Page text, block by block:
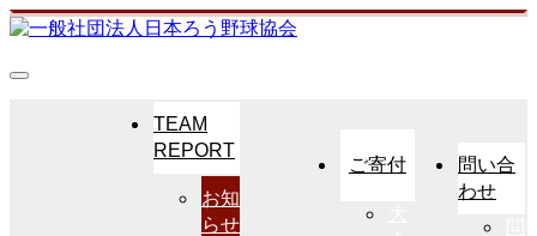
TEAM
REPORT
お知
らせ
ご寄付
問い合
わせ